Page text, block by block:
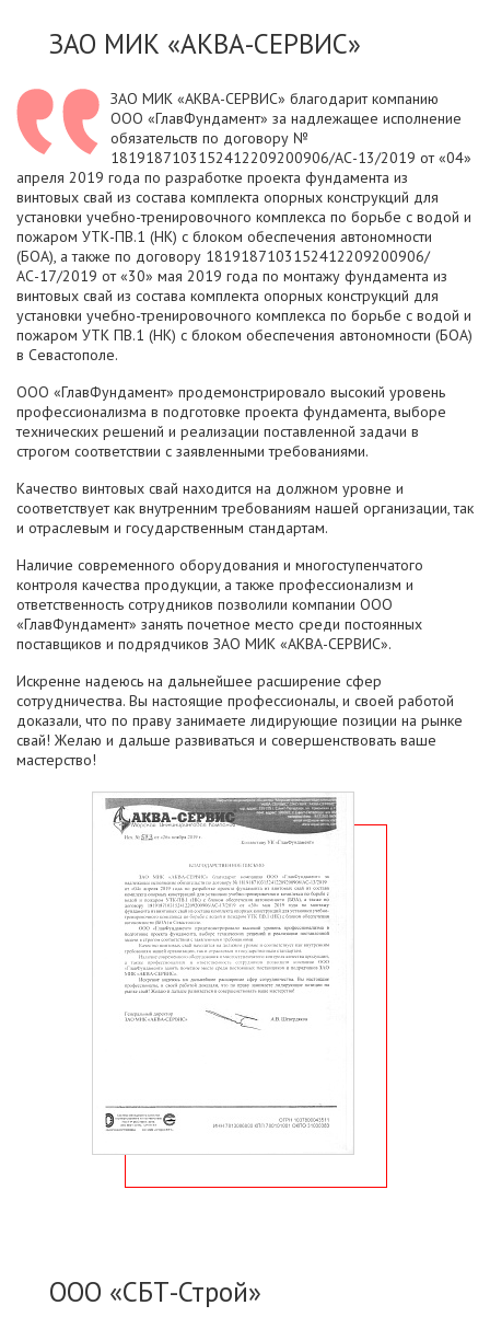
ЗАО МИК «АКВА-СЕРВИС»
ЗАО МИК «АКВА-СЕРВИС» благодарит компанию
ООО «ГлавФундамент» за надлежащее исполнение
обязательств по договору №
1819187103152412209200906/АС-13/2019 от «04»
апреля 2019 года по разработке проекта фундамента из
винтовых свай из состава комплекта опорных конструкций для
установки учебно-тренировочного комплекса по борьбе с водой и
пожаром УТК-ПВ.1 (НК) с блоком обеспечения автономности
(БОА), а также по договору 1819187103152412209200906/
АС-17/2019 от «30» мая 2019 года по монтажу фундамента из
винтовых свай из состава комплекта опорных конструкций для
установки учебно-тренировочного комплекса по борьбе с водой и
пожаром УТК ПВ.1 (НК) с блоком обеспечения автономности (БОА)
в Севастополе.
ООО «ГлавФундамент» продемонстрировало высокий уровень
профессионализма в подготовке проекта фундамента, выборе
технических решений и реализации поставленной задачи в
строгом соответствии с заявленными требованиями.
Качество винтовых свай находится на должном уровне и
соответствует как внутренним требованиям нашей организации, так
и отраслевым и государственным стандартам.
Наличие современного оборудования и многоступенчатого
контроля качества продукции, а также профессионализм и
ответственность сотрудников позволили компании ООО
«ГлавФундамент» занять почетное место среди постоянных
поставщиков и подрядчиков ЗАО МИК «АКВА-СЕРВИС».
Искренне надеюсь на дальнейшее расширение сфер
сотрудничества. Вы настоящие профессионалы, и своей работой
доказали, что по праву занимаете лидирующие позиции на рынке
свай! Желаю и дальше развиваться и совершенствовать ваше
мастерство!
ООО «СБТ-Строй»